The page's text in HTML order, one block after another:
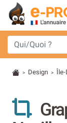
> Design > Île-